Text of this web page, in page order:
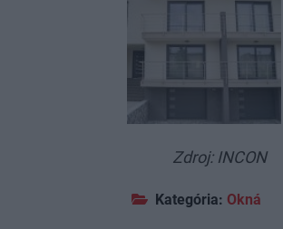
Zdroj: INCON
Kategória: Okná